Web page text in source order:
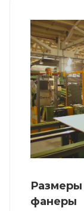
фанеры